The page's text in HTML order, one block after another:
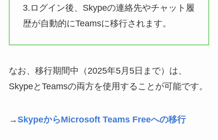
3.ログイン後、Skypeの連絡先やチャット履
歴が自動的にTeamsに移行されます。
なお、移行期間中（2025年5月5日まで）は、
SkypeとTeamsの両方を使用することが可能です。
→SkypeからMicrosoft Teams Freeへの移行